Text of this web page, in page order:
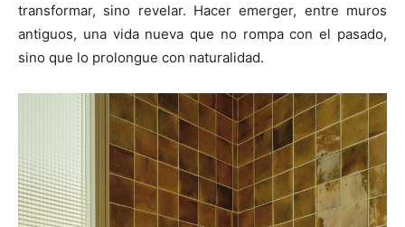
transformar, sino revelar. Hacer emerger, entre muros
antiguos, una vida nueva que no rompa con el pasado,
sino que lo prolongue con naturalidad.